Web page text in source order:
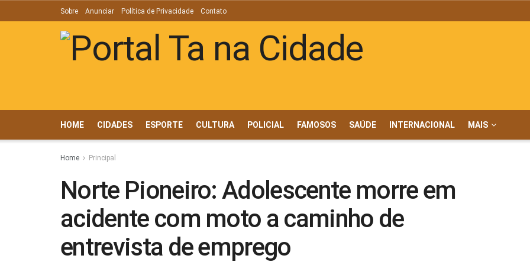
Sobre Anunciar Política de Privacidade Contato
HOME CIDADES ESPORTE CULTURA POLICIAL FAMOSOS SAÚDE INTERNACIONAL MAIS
Home Principal
Norte Pioneiro: Adolescente morre em
acidente com moto a caminho de
entrevista de emprego